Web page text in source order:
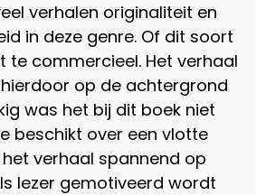
verhalen originaliteit en
in deze genre. Of dit soort
te commercieel. Het verhaal
op de achtergrond
was het bij dit boek niet
beschikt over een vlotte
verhaal spannend op
lezer gemotiveerd wordt